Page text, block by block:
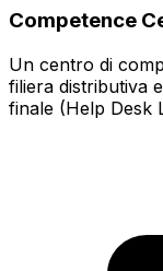
Competence
Un centro di
filiera distributiva
finale (Help Desk